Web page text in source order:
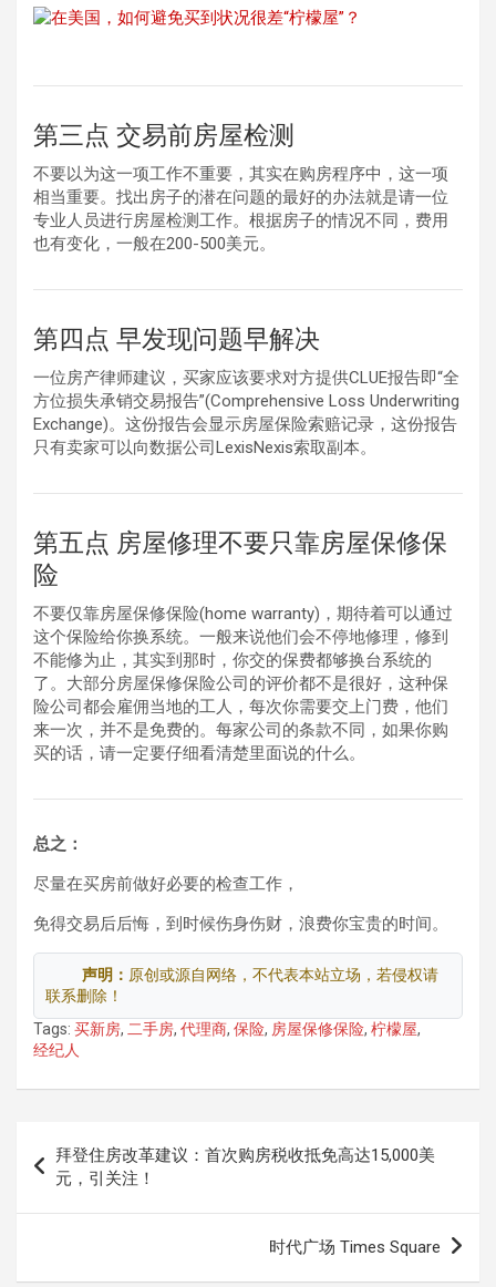
第三点 交易前房屋检测
不要以为这一项工作不重要，其实在购房程序中，这一项
相当重要。找出房子的潜在问题的最好的办法就是请一位
专业人员进行房屋检测工作。根据房子的情况不同，费用
也有变化，一般在200-500美元。
第四点 早发现问题早解决
一位房产律师建议，买家应该要求对方提供CLUE报告即“全
方位损失承销交易报告”(Comprehensive Loss Underwriting
Exchange)。这份报告会显示房屋保险索赔记录，这份报告
只有卖家可以向数据公司LexisNexis索取副本。
第五点 房屋修理不要只靠房屋保修保
险
不要仅靠房屋保修保险(home warranty)，期待着可以通过
这个保险给你换系统。一般来说他们会不停地修理，修到
不能修为止，其实到那时，你交的保费都够换台系统的
了。大部分房屋保修保险公司的评价都不是很好，这种保
险公司都会雇佣当地的工人，每次你需要交上门费，他们
来一次，并不是免费的。每家公司的条款不同，如果你购
买的话，请一定要仔细看清楚里面说的什么。
总之：
尽量在买房前做好必要的检查工作，
免得交易后后悔，到时候伤身伤财，浪费你宝贵的时间。
声明： 原创或源自网络，不代表本站立场，若侵权请
联系删除！
Tags: 买新房, 二手房, 代理商, 保险, 房屋保修保险, 柠檬屋,
经纪人
章
导
拜登住房改革建议：首次购房税收抵免高达15,000美
元，引关注！
时代广场 Times Square